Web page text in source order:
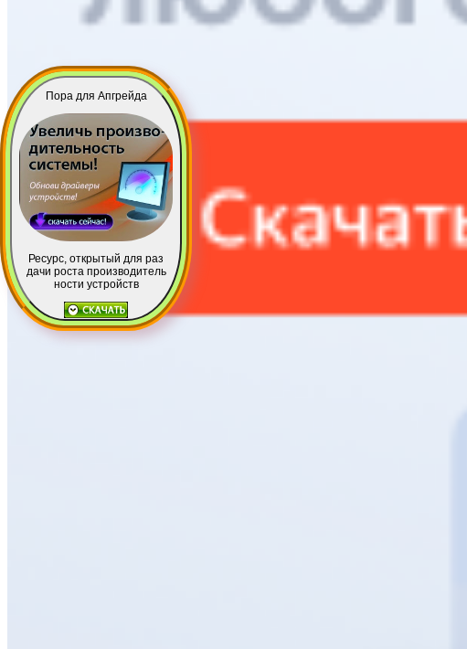
Пора для Апгрейда
Ресурс, открытый для раз
дачи роста производитель
ности устройств